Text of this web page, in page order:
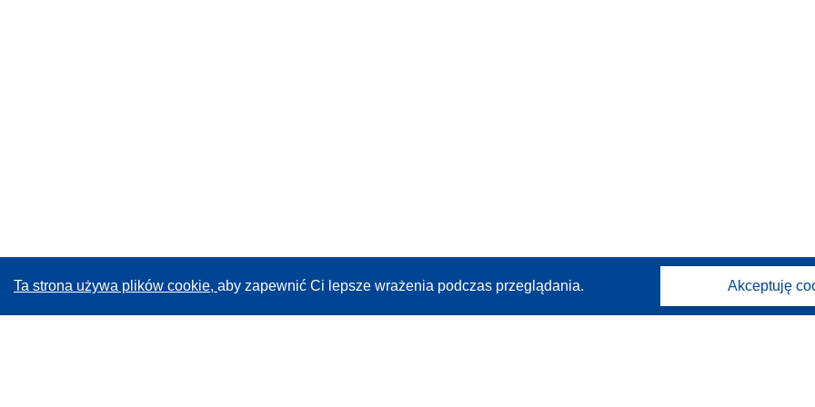
Ta strona używa plików cookie, aby zapewnić Ci lepsze wrażenia podczas przeglądania. Akceptuję